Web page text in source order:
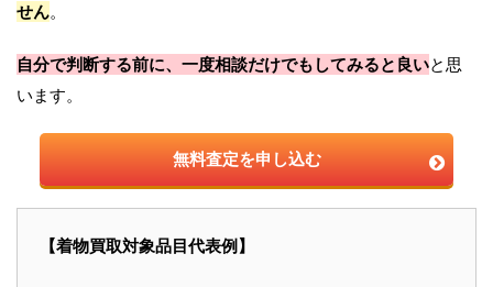
せん。
自分で判断する前に、一度相談だけでもしてみると良いと思
います。
無料査定を申し込む
【着物買取対象品目代表例】